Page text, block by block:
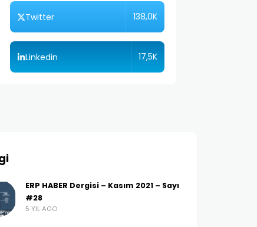
Twitter 138,0K
Linkedin 17,5K
ERP HABER Dergisi – Kasım 2021 – Sayı
#28
5 YIL AGO